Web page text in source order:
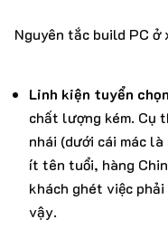
Nguyên tắc build PC ở
Linh kiện tuyển chọn
chất lượng kém. Cụ
nhái (dưới cái mác
ít tên tuổi, hàng
khách ghét việc
vậy.